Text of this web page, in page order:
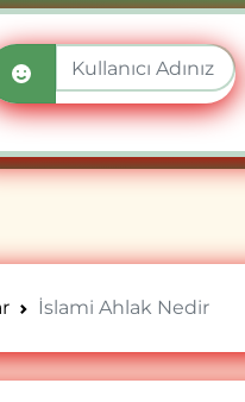
İslami Ahlak Nedir